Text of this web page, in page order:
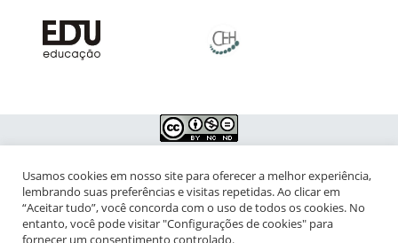
NIPIAC – Núcleo Interdisciplinar de Pesquisa para a Infância e
Adolescência Contemporâneas
Universidade Federal do Rio de Janeiro - Campus da Praia Vermelha
Usamos cookies em nosso site para oferecer a melhor experiência,
lembrando suas preferências e visitas repetidas. Ao clicar em
“Aceitar tudo”, você concorda com o uso de todos os cookies. No
entanto, você pode visitar "Configurações de cookies" para
fornecer um consentimento controlado.